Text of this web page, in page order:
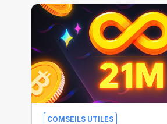
COMSEILS UTILES